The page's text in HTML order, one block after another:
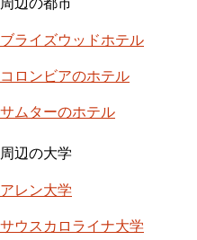
周辺の都市
ブライズウッドホテル
コロンビアのホテル
サムターのホテル
周辺の大学
アレン大学
サウスカロライナ大学